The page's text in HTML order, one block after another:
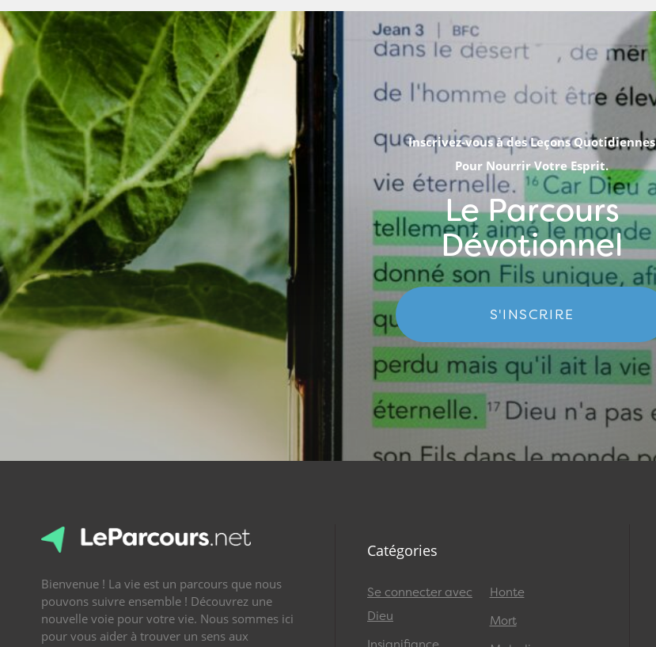
Inscrivez-vous à des Leçons Quotidiennes
Pour Nourrir Votre Esprit.
Le Parcours
Dévotionnel
S'INSCRIRE
Bienvenue ! La vie est un parcours que nous
pouvons suivre ensemble ! Découvrez une
nouvelle voie pour votre vie. Nous sommes ici
pour vous aider à trouver un sens aux
Catégories
Se connecter avec
Dieu
Honte
Mort